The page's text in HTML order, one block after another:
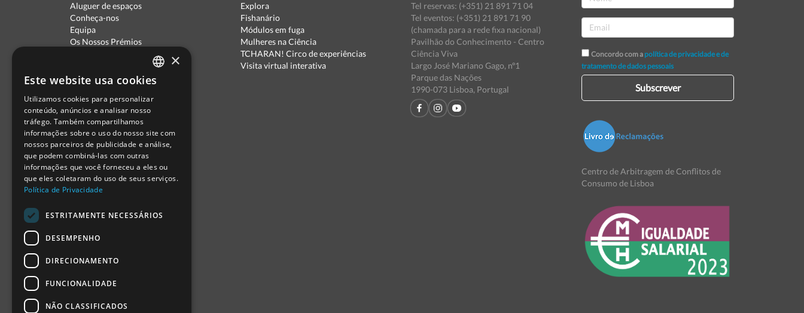
Aluguer de espaços
Conheça-nos
Equipa
Os Nossos Prémios
Política de Privacidade
Escola Ciência Viva
Contactar
Relatório Anual RCN 2024
Relatório Intercalar RCN 2025
Explora
Fishanário
Módulos em fuga
Mulheres na Ciência
TCHARAN! Circo de experiências
Visita virtual interativa
Tel reservas: (+351) 21 891 71 04
Tel eventos: (+351) 21 891 71 90
(chamada para a rede fixa nacional)
Pavilhão do Conhecimento - Centro
Ciência Viva
Largo José Mariano Gago, nº1
Parque das Nações
1990-073 Lisboa, Portugal
Concordo com a política de privacidade e de
tratamento de dados pessoais
Subscrever
Centro de Arbitragem de Conflitos de
Consumo de Lisboa
PORTUGUESE
ENGLISH
SPANISH
×
Este website usa cookies
Utilizamos cookies para personalizar
conteúdo, anúncios e analisar nosso
tráfego. Também compartilhamos
informações sobre o uso do nosso site com
nossos parceiros de publicidade e análise,
que podem combiná-las com outras
informações que você forneceu a eles ou
que eles coletaram do uso de seus serviços.
Política de Privacidade
ESTRITAMENTE NECESSÁRIOS
DESEMPENHO
DIRECIONAMENTO
FUNCIONALIDADE
NÃO CLASSIFICADOS